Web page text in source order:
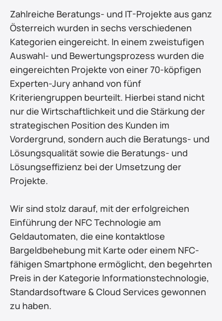
Zahlreiche Beratungs- und IT-Projekte aus ganz
Österreich wurden in sechs verschiedenen
Kategorien eingereicht. In einem zweistufigen
Auswahl- und Bewertungsprozess wurden die
eingereichten Projekte von einer 70-köpfigen
Experten-Jury anhand von fünf
Kriteriengruppen beurteilt. Hierbei stand nicht
nur die Wirtschaftlichkeit und die Stärkung der
strategischen Position des Kunden im
Vordergrund, sondern auch die Beratungs- und
Lösungsqualität sowie die Beratungs- und
Lösungseffizienz bei der Umsetzung der
Projekte.
Wir sind stolz darauf, mit der erfolgreichen
Einführung der NFC Technologie am
Geldautomaten, die eine kontaktlose
Bargeldbehebung mit Karte oder einem NFC-
fähigen Smartphone ermöglicht, den begehrten
Preis in der Kategorie Informationstechnologie,
Standardsoftware & Cloud Services gewonnen
zu haben.